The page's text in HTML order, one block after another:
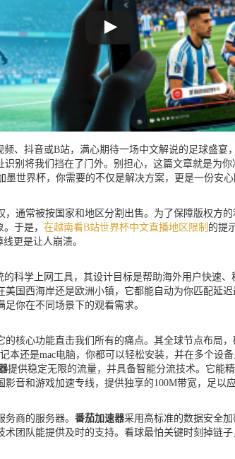
、抖音或B站，满心期待一场中文解说的足球盛宴
别将我们挡在了门外。别担心，这篇文章就是为
世界杯，你需要的不仅是解决方案，更是一份安心
通常被按国家和地区分割出售。为了保障版权方
于是， 在越南看B站世界杯中文直播地区限制 的提
更是让人崩溃。
科学上网工具，其设计目标是帮助海外用户快速
国西海岸还是欧洲小镇，它都能自动为你匹配延
你在不同场景下的观看需求。
核心功能直击我们所有的痛点。其全球节点布局
本还是mac电脑，你都可以轻松安装，并在多个设
提供稳定无限的流量，并具备智能分流技术。它能
音和游戏加速专线，提供独享的100M带宽，足以
商的服务器。 番茄加速器采用高标准的数据安全
团队能提供及时的支持。看球最怕关键时刻掉链子